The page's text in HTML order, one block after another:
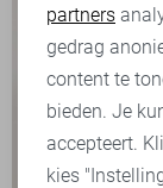
partners
gedrag
content te
bieden. Je
accepteert.
kies